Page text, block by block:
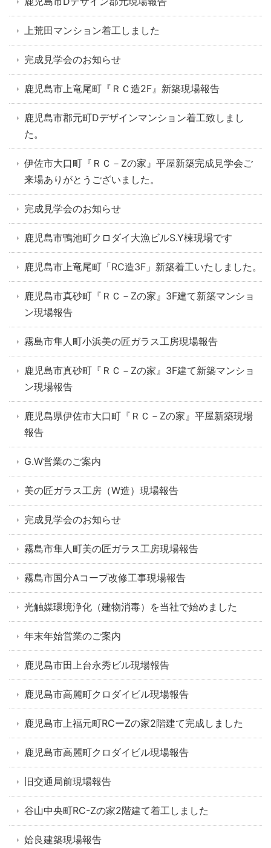
上荒田マンション着工しました
完成見学会のお知らせ
鹿児島市上竜尾町『ＲＣ造2F』新築現場報告
鹿児島市郡元町Dデザインマンション着工致しまし
た。
伊佐市大口町『ＲＣ－Zの家』平屋新築完成見学会ご
来場ありがとうございました。
完成見学会のお知らせ
鹿児島市鴨池町クロダイ大漁ビルS.Y棟現場です
鹿児島市上竜尾町「RC造3F」新築着工いたしました。
鹿児島市真砂町『ＲＣ－Zの家』3F建て新築マンショ
ン現場報告
霧島市隼人町小浜美の匠ガラス工房現場報告
鹿児島市真砂町『ＲＣ－Zの家』3F建て新築マンショ
ン現場報告
鹿児島県伊佐市大口町『ＲＣ－Zの家』平屋新築現場
報告
G.W営業のご案内
美の匠ガラス工房（W造）現場報告
完成見学会のお知らせ
霧島市隼人町美の匠ガラス工房現場報告
霧島市国分Aコープ改修工事現場報告
光触媒環境浄化（建物消毒）を当社で始めました
年末年始営業のご案内
鹿児島市田上台永秀ビル現場報告
鹿児島市高麗町クロダイビル現場報告
鹿児島市上福元町RCーZの家2階建て完成しました
鹿児島市高麗町クロダイビル現場報告
旧交通局前現場報告
谷山中央町RC-Zの家2階建て着工しました
姶良建築現場報告